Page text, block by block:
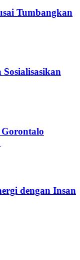
Tumbangkan
dengan Insan